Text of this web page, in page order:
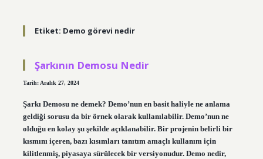
Etiket: Demo görevi nedir
Şarkının Demosu Nedir
Tarih: Aralık 27, 2024
Şarkı Demosu ne demek? Demo’nun en basit haliyle ne anlama
geldiği sorusu da bir örnek olarak kullanılabilir. Demo’nun ne
olduğu en kolay şu şekilde açıklanabilir. Bir projenin belirli bir
kısmını içeren, bazı kısımları tanıtım amaçlı kullanım için
kilitlenmiş, piyasaya sürülecek bir versiyonudur. Demo nedir,